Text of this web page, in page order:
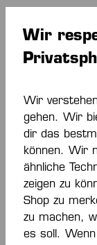
Kommentar
Die mit
Pflichtfelder.
Datenschutz
Wir
Wir
gehen. Wir
dir das
können. Wir
ähnliche
zeigen zu
Shop zu
zu machen,
es soll. Wenn